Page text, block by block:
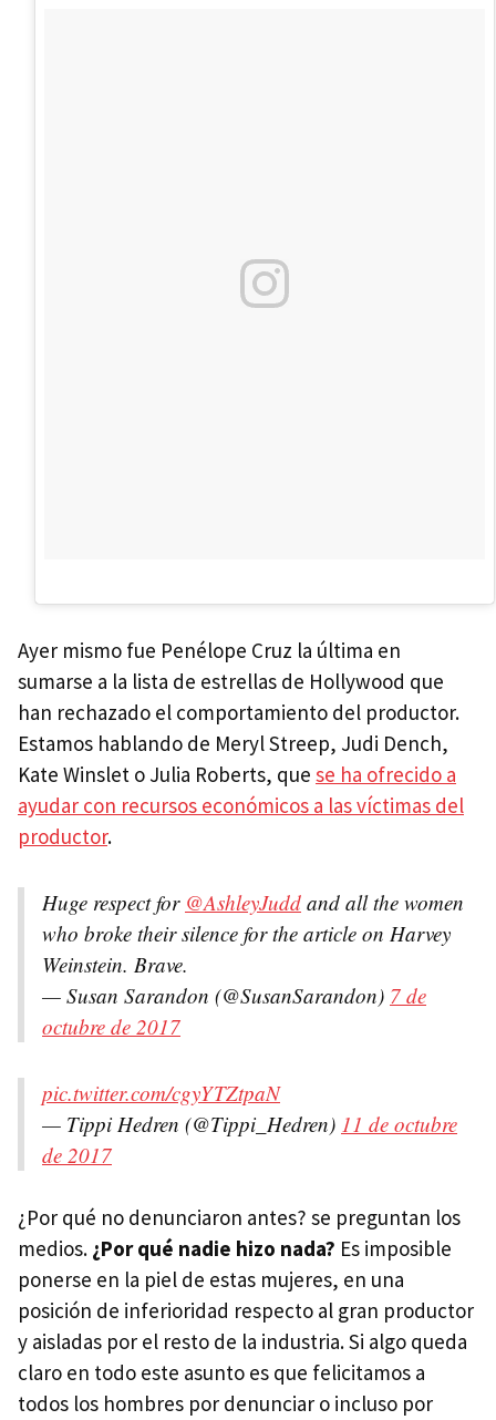
Ayer mismo fue Penélope Cruz la última en
sumarse a la lista de estrellas de Hollywood que
han rechazado el comportamiento del productor.
Estamos hablando de Meryl Streep, Judi Dench,
Kate Winslet o Julia Roberts, que se ha ofrecido a
ayudar con recursos económicos a las víctimas del
productor.
Huge respect for @AshleyJudd and all the women
who broke their silence for the article on Harvey
Weinstein. Brave.
— Susan Sarandon (@SusanSarandon) 7 de
octubre de 2017
pic.twitter.com/cgyYTZtpaN
— Tippi Hedren (@Tippi_Hedren) 11 de octubre
de 2017
¿Por qué no denunciaron antes? se preguntan los
medios. ¿Por qué nadie hizo nada? Es imposible
ponerse en la piel de estas mujeres, en una
posición de inferioridad respecto al gran productor
y aisladas por el resto de la industria. Si algo queda
claro en todo este asunto es que felicitamos a
todos los hombres por denunciar o incluso por